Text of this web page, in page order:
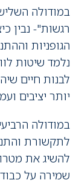
במודולה
רגשות"- נבין
הגופניות
נלמד שיטות
לבנות חיים
יותר יציבים
במודולה
לתקשורת
להשיג את
שמירה על